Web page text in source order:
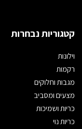
קטגוריות נבחרות
וילונות
רקמות
מגבות וחלוקים
מצעים ומסביב
כריות ושמיכות
כריות נוי